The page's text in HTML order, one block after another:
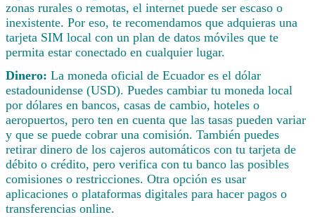
zonas rurales o remotas, el internet puede ser escaso o
inexistente. Por eso, te recomendamos que adquieras una
tarjeta SIM local con un plan de datos móviles que te
permita estar conectado en cualquier lugar.
Dinero: La moneda oficial de Ecuador es el dólar
estadounidense (USD). Puedes cambiar tu moneda local
por dólares en bancos, casas de cambio, hoteles o
aeropuertos, pero ten en cuenta que las tasas pueden variar
y que se puede cobrar una comisión. También puedes
retirar dinero de los cajeros automáticos con tu tarjeta de
débito o crédito, pero verifica con tu banco las posibles
comisiones o restricciones. Otra opción es usar
aplicaciones o plataformas digitales para hacer pagos o
transferencias online.